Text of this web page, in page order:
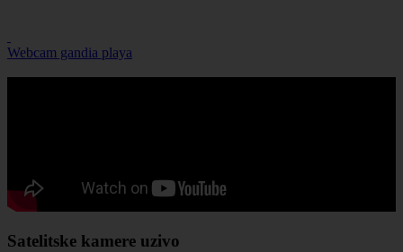
Webcam gandia playa
Satelitske kamere uzivo